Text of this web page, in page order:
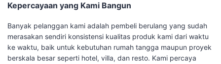
Kepercayaan yang Kami Bangun
Banyak pelanggan kami adalah pembeli berulang yang sudah
merasakan sendiri konsistensi kualitas produk kami dari waktu
ke waktu, baik untuk kebutuhan rumah tangga maupun proyek
berskala besar seperti hotel, villa, dan resto. Kami percaya